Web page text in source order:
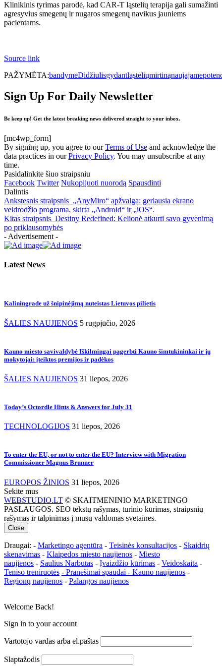
Klinikinis tyrimas parodė, kad CAR-T ląstelių terapija gali sumažinti
agresyvius smegenų ir nugaros smegenų navikus jauniems
pacientams.
Source link
PAŽYMĖTA:bandymeDidžiulisgydantląsteliųmirtinąnaujajame
Sign Up For Daily Newsletter
Be keep up! Get the latest breaking news delivered straight to your inbox.
[mc4wp_form]
By signing up, you agree to ourTerms of Use and acknowledge the
data practices in ourPrivacy Policy. You may unsubscribe at any
time.
Pasidalinkite šiuo straipsniu
Facebook Twitter Nukopijuoti nuorodą Spausdinti
Dalintis
Ankstesnis straipsnis „AnyMiro“ apžvalga: geriausia ekrano
veidrodžio programa, skirta „Android“ ir „iOS“.
Kitas straipsnis Destiny Redefined: Kelionė atkurti savo gyvenimą
po priklausomybės
- Advertisement -
Latest News
Kaliningrade už šnipinėjimą nuteistas Lietuvos pilietis
ŠALIES NAUJIENOS 5 rugpjūčio, 2026
Kauno miesto savivaldybė Iškilmingai pagerbti Kauno šimtukininkai ir jų
mokytojai: įteiktos premijos ir padėkos
ŠALIES NAUJIENOS 31 liepos, 2026
Today’s Octordle Hints & Answers for July 31
TECHNOLOGIJOS 31 liepos, 2026
To enter the EU, or not to enter the EU? Interview with Migration
Commissioner Magnus Brunner
EUROPOS ŽINIOS 31 liepos, 2026
Sekite mus
WEBSTUDIO.LT © SKAITMENINIO MARKETINGO
PASLAUGOS. SEO tekstų rašymas, turinio kūrimas, straipsnių
rašymas ir talpinimas į mūsų valdomas svetaines.
Close
Draugai: - Marketingo agentūra - Teisinės konsultacijos - Skaidrių
skenavimas - Klaipedos miesto naujienos - Miesto
naujienos - Saulius Narbutas - Įvaizdžio kūrimas - Veidoskaita -
Teniso treniruotės - Pranešimai spaudai - Kauno naujienos -
Regionų naujienos - Palangos naujienos
Welcome Back!
Sign in to your account
Vartotojo vardas arba el.paštas
Slaptažodis